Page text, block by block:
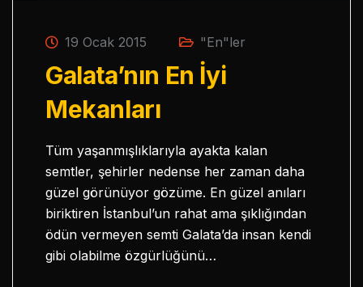
19 Ocak 2015 "En"ler
Galata’nın En İyi
Mekanları
Tüm yaşanmışlıklarıyla ayakta kalan
semtler, şehirler nedense her zaman daha
güzel görünüyor gözüme. En güzel anıları
biriktiren İstanbul’un rahat ama şıklığından
ödün vermeyen semti Galata’da insan kendi
gibi olabilme özgürlüğünü…